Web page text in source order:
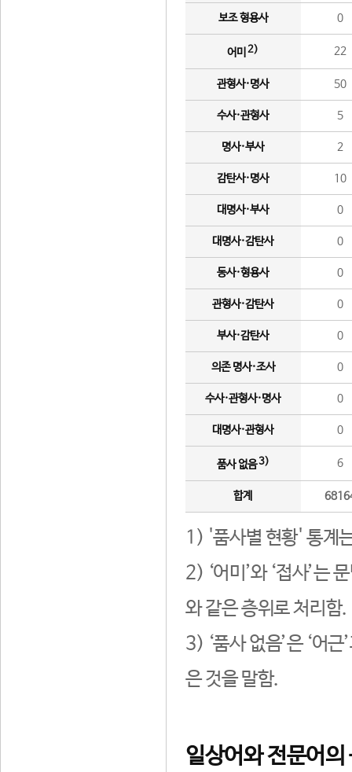
보조 형용사 0
어미 2) 22
관형사·명사 50
수사·관형사 5
명사·부사 2
감탄사·명사 10
대명사·부사 0
대명사·감탄사 0
동사·형용사 0
관형사·감탄사 0
부사·감탄사 0
의존 명사·조사 0
수사·관형사·명사 0
대명사·관형사 0
품사 없음3) 6
합계
1) '품사별 현황' 통계
2) ‘어미’와 ‘접사’는
와 같은 층위로 처리함.
3) ‘품사 없음’은 ‘어
은 것을 말함.
일상어와 전문어의